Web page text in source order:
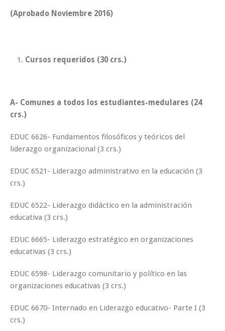
(Aprobado Noviembre 2016)
Cursos requeridos (30 crs.)
A- Comunes a todos los estudiantes-medulares (24
crs.)
EDUC 6626- Fundamentos filosóficos y teóricos del
liderazgo organizacional (3 crs.)
EDUC 6521- Liderazgo administrativo en la educación (3
crs.)
EDUC 6522- Liderazgo didáctico en la administración
educativa (3 crs.)
EDUC 6665- Liderazgo estratégico en organizaciones
educativas (3 crs.)
EDUC 6598- Liderazgo comunitario y político en las
organizaciones educativas (3 crs.)
EDUC 6670- Internado en Liderazgo educativo- Parte I (3
crs.)